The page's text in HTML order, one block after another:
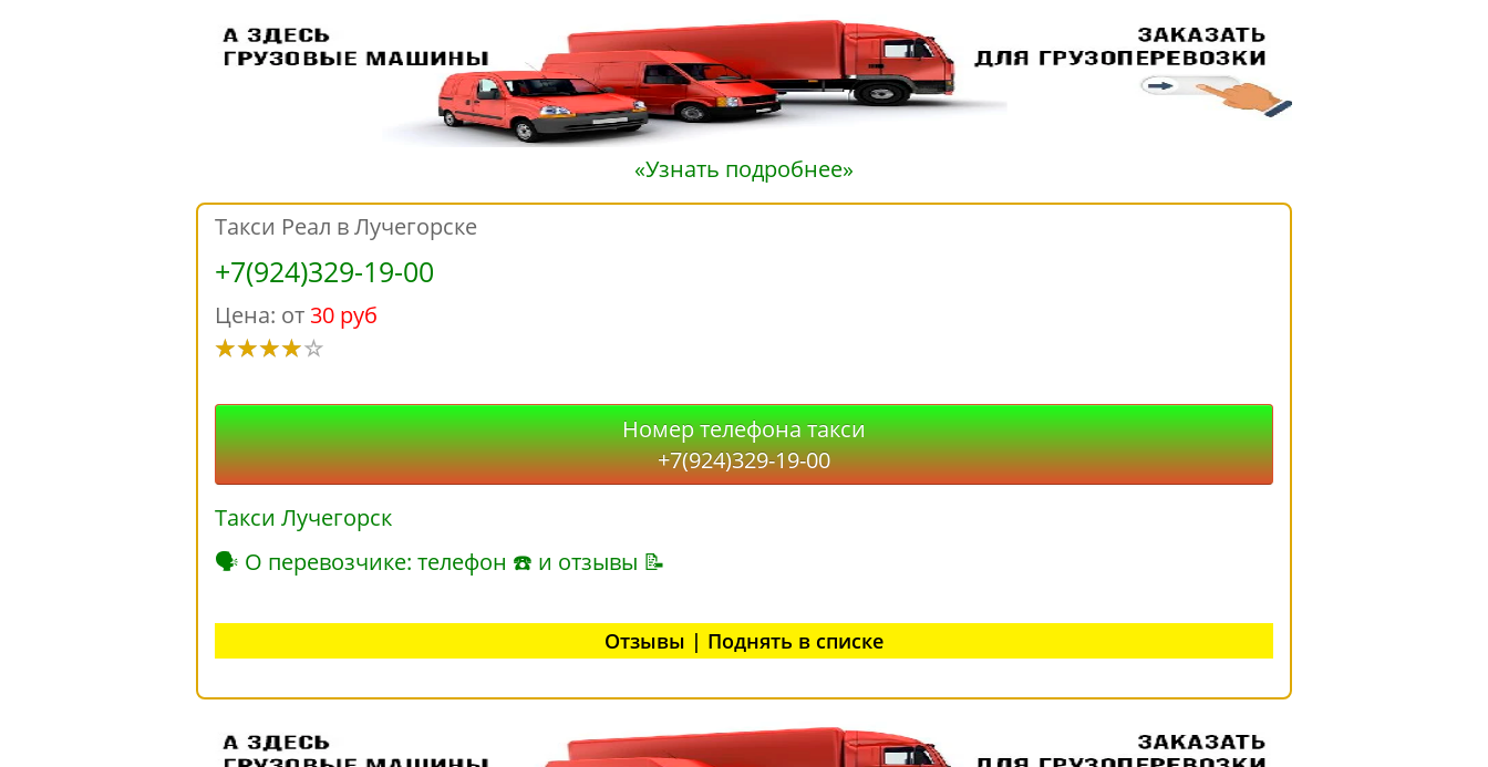
«Узнать подробнее»
Такси Реал в Лучегорске
+7(924)329-19-00
Цена: от 30 руб
Номер телефона такси
+7(924)329-19-00
Такси Лучегорск
🗣 О перевозчике: телефон ☎ и отзывы 📝
Отзывы | Поднять в списке